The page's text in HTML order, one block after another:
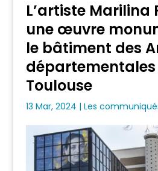
L’artiste Marilina
une œuvre
le bâtiment des
départementales
Toulouse
13 Mar, 2024 | Les